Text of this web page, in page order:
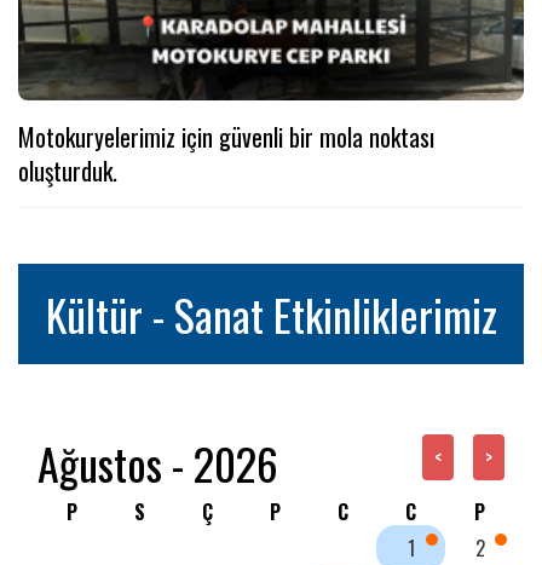
Motokuryelerimiz için güvenli bir mola noktası
oluşturduk.
Kültür - Sanat Etkinliklerimiz
Ağustos - 2026 <
>
P
S Ç P C C
P
1
2